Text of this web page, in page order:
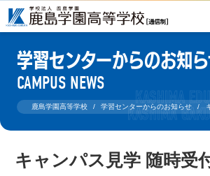
学習センターからのお知
CAMPUS NEWS
鹿島学園高等学校 学習センターからのお知らせ
キャンパス見学 随時受